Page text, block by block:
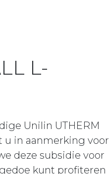
L-
Unilin UTHERM
u in aanmerking voor
deze subsidie voor
kunt profiteren